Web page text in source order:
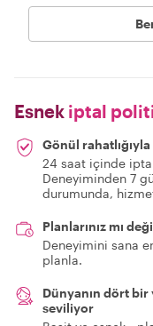
Esnek iptal
Gönül
24 saat içinde
Deneyiminden 7
durumunda,
Planlarınız mı
Deneyimini sana
planla.
Dünyanın dört bir
seviliyor